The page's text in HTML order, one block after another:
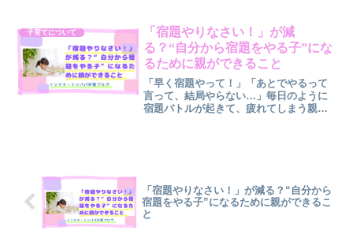
を３つも盛り込んでくると...
子育てについて
「宿題やりなさい！」が減
る？“自分から宿題をやる子”にな
るために親ができること
「早く宿題やって！」「あとでやるって
言って、結局やらない…」毎日のように
宿題バトルが起きて、疲れてしまう親御
「宿題やりなさい！」が減る？“自分から
宿題をやる子”になるために親ができるこ
と